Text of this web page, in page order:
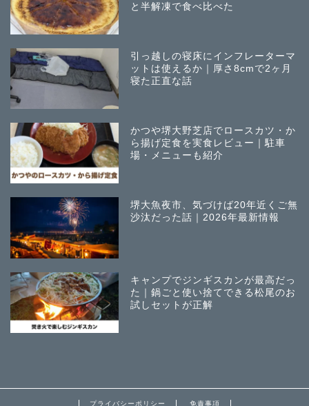
と半解凍で食べ比べた
引っ越しの寝床にインフレーターマ
ットは使えるか｜厚さ8cmで2ヶ月
寝た正直な話
かつや堺大野芝店でロースカツ・か
ら揚げ定食を実食レビュー｜駐車
場・メニューも紹介
堺大魚夜市、気づけば20年近くご無
沙汰だった話｜2026年最新情報
キャンプでジンギスカンが最高だっ
た｜鍋ごと使い捨てできる松尾のお
試しセットが正解
プライバシーポリシー 免責事項